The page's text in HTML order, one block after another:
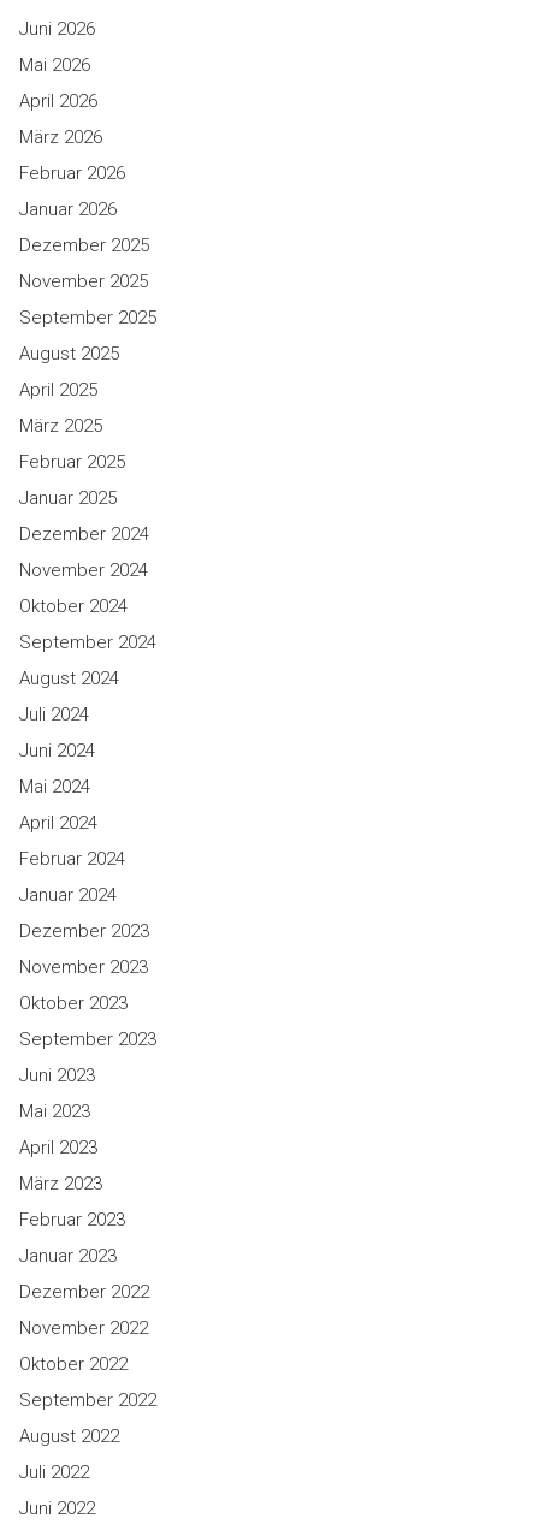
Juni 2026
Mai 2026
April 2026
März 2026
Februar 2026
Januar 2026
Dezember 2025
November 2025
September 2025
August 2025
April 2025
März 2025
Februar 2025
Januar 2025
Dezember 2024
November 2024
Oktober 2024
September 2024
August 2024
Juli 2024
Juni 2024
Mai 2024
April 2024
Februar 2024
Januar 2024
Dezember 2023
November 2023
Oktober 2023
September 2023
Juni 2023
Mai 2023
April 2023
März 2023
Februar 2023
Januar 2023
Dezember 2022
November 2022
Oktober 2022
September 2022
August 2022
Juli 2022
Juni 2022